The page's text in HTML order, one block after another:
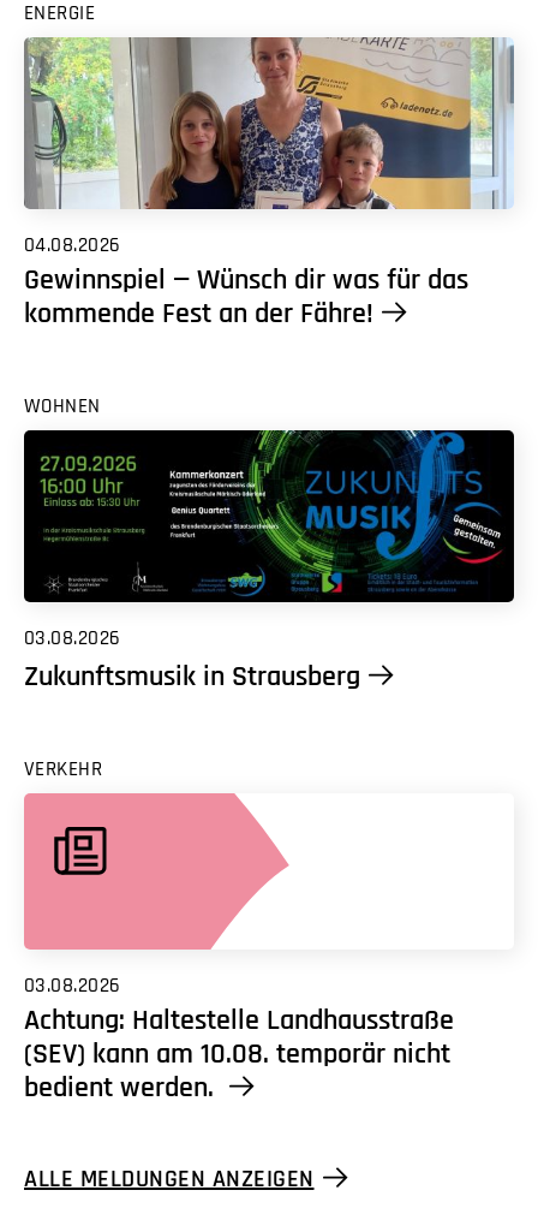
ENERGIE
04.08.2026
Gewinnspiel — Wünsch dir was für das
kommende Fest an der Fähre!
WOHNEN
03.08.2026
Zukunftsmusik in Strausberg
VERKEHR
03.08.2026
Achtung: Haltestelle Landhausstraße
(SEV) kann am 10.08. temporär nicht
bedient werden.
ALLE MELDUNGEN ANZEIGEN